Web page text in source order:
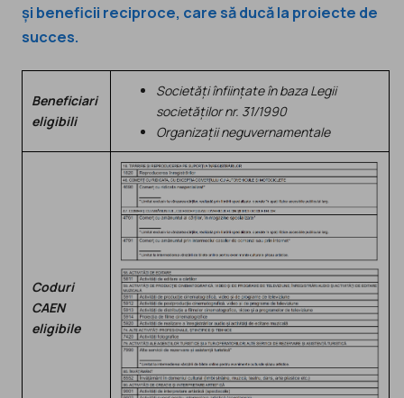
și beneficii reciproce, care să ducă la proiecte de
succes.
Beneficiari
eligibili
Societățiînființate în baza Legii
societăților nr. 31/1990
Organizații neguvernamentale
Coduri
CAEN
eligibile